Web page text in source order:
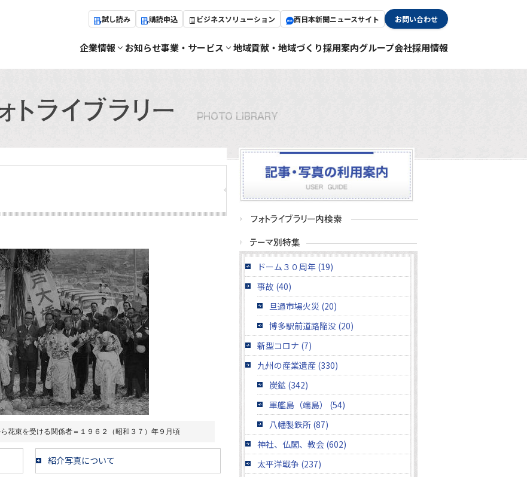
試し読み 購読申込 ビジネスソリューション 西日本新聞ニュースサイト お問い合わせ
企業情報 お知らせ事業・サービス 地域貢献・地域づくり採用案内グループ会社採用情報
花束を受ける関係者＝１９６２（昭和３７）年９月頃
紹介写真について
ドーム３０周年 (19)
事故 (40)
旦過市場火災 (20)
博多駅前道路陥没 (20)
新型コロナ (7)
九州の産業遺産 (330)
炭鉱 (342)
軍艦島（端島） (54)
八幡製鉄所 (87)
神社、仏閣、教会 (602)
太平洋戦争 (237)